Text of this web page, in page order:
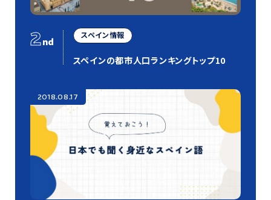
2nd
スペイン情報
スペインの都市人口ランキングトップ10
2018.08.17